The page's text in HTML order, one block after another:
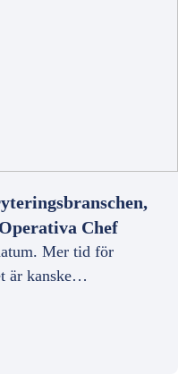
Chef
Mer tid för
är kanske…